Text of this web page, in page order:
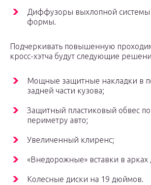
Диффузоры выхлопной системы
формы.
Подчеркивать повышенную
кросс-хэтча будут следующие
Мощные защитные накладки в
задней части кузова;
Защитный пластиковый обвес
периметру авто;
Увеличенный клиренс;
«Внедорожные» вставки в арках
Колесные диски на 19 дюймов.